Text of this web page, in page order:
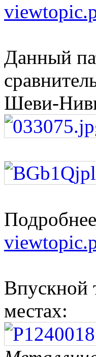
Данный
Шеви-
Впускной
местах: